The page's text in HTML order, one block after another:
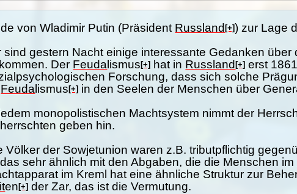
von Wladimir Putin (Präsident Russland[+]) zur Lage
sind gestern Nacht einige interessante Gedanken über
Der Feuda lismus[+] hat in Russland[+] erst
Forschung, dass sich solche
Feuda lismus[+] in den Seelen der Menschen über
monopolistischen Machtsystem nimmt der
geben hin.
Völker der Sowjetunion waren z.B. tributpflichtig
sehr ähnlich mit den Abgaben, die die Menschen im
im Kreml hat eine ähnliche Struktur zur
en[+] der Zar, das ist die Vermutung.